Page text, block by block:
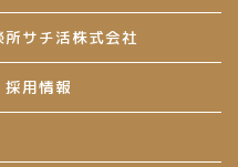
サチ活株式会社
用情報